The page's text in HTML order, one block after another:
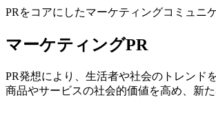
PRをコアにしたマーケティングコミュニ
マーケティングPR
PR発想により、生活者や社会のトレンド
商品やサービスの社会的価値を高め、新